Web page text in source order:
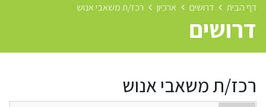
דף הבית דרושים ארכיון רכז/ת משאבי אנוש
דרושים
רכז/ת משאבי אנוש